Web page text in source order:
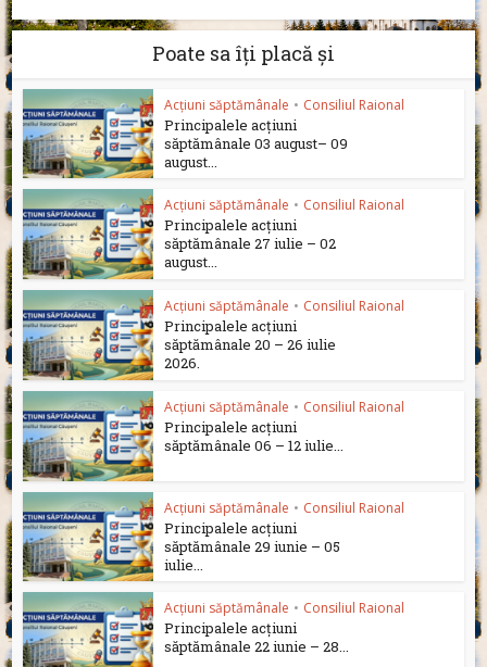
Poate sa îți placă și
Acțiuni săptămânale • Consiliul Raional
Principalele acțiuni
săptămânale 03 august– 09
august...
Acțiuni săptămânale • Consiliul Raional
Principalele acțiuni
săptămânale 27 iulie – 02
august...
Acțiuni săptămânale • Consiliul Raional
Principalele acțiuni
săptămânale 20 – 26 iulie
2026.
Acțiuni săptămânale • Consiliul Raional
Principalele acțiuni
săptămânale 06 – 12 iulie...
Acțiuni săptămânale • Consiliul Raional
Principalele acțiuni
săptămânale 29 iunie – 05
iulie...
Acțiuni săptămânale • Consiliul Raional
Principalele acțiuni
săptămânale 22 iunie – 28...